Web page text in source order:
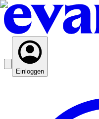
Einloggen